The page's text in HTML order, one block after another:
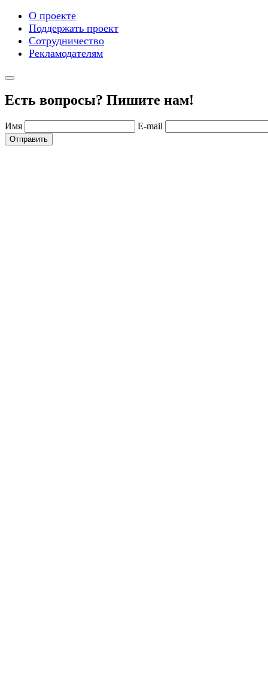
О проекте
Поддержать проект
Сотрудничество
Рекламодателям
Есть вопросы? Пишите нам!
Имя E-mail